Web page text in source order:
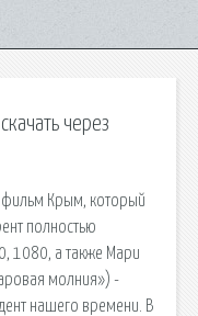
через
фильм Крым, который
полностью
1080, а также Мари
молния») -
нашего времени. В